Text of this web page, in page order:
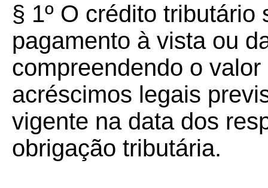
§ 1º O crédito
pagamento à vista ou
compreendendo o
acréscimos legais
vigente na data dos
obrigação tributária.